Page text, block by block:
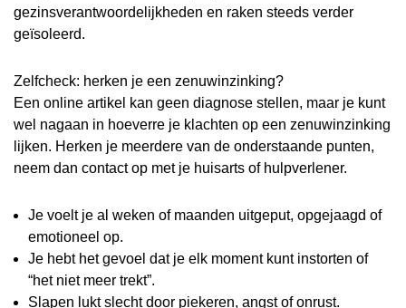
gezinsverantwoordelijkheden en raken steeds verder
geïsoleerd.
Zelfcheck: herken je een zenuwinzinking?
Een online artikel kan geen diagnose stellen, maar je kunt
wel nagaan in hoeverre je klachten op een zenuwinzinking
lijken. Herken je meerdere van de onderstaande punten,
neem dan contact op met je huisarts of hulpverlener.
Je voelt je al weken of maanden uitgeput, opgejaagd of
emotioneel op.
Je hebt het gevoel dat je elk moment kunt instorten of
“het niet meer trekt”.
Slapen lukt slecht door piekeren, angst of onrust.